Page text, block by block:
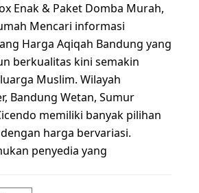
Enak & Paket Domba Murah,
Mencari informasi
Harga Aqiqah Bandung yang
berkualitas kini semakin
Muslim. Wilayah
Bandung Wetan, Sumur
memiliki banyak pilihan
harga bervariasi.
penyedia yang